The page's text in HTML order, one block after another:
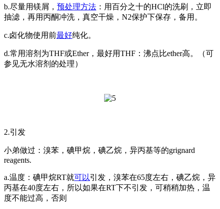
b.尽量用镁屑， 预处理方法 ：用百分之十的HCl的洗刷，立即
抽滤，再用丙酮冲洗，真空干燥，N2保护下保存，备用。
c.卤化物使用前最好纯化。
d.常用溶剂为THF或Ether，最好用THF：沸点比ether高。（可
参见无水溶剂的处理）
2.引发
小弟做过：溴苯，碘甲烷，碘乙烷，异丙基等的grignard
reagents.
a.温度：碘甲烷RT就可以引发，溴苯在65度左右，碘乙烷，异
丙基在40度左右，所以如果在RT下不引发，可稍稍加热，温
度不能过高，否则